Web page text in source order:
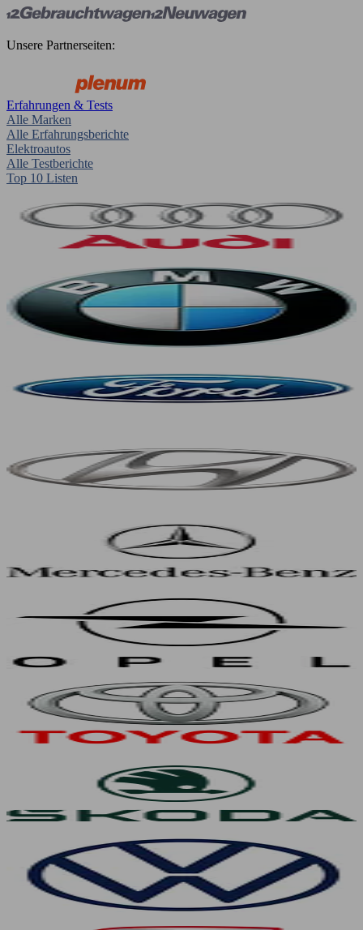
Unsere Partnerseiten:
Erfahrungen & Tests
Alle Marken
Alle Erfahrungsberichte
Elektroautos
Alle Testberichte
Top 10 Listen